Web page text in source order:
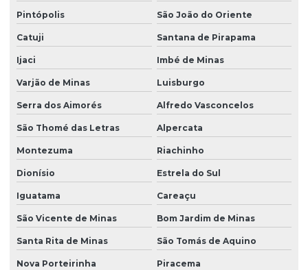
Pintópolis São João do Oriente
Catuji Santana de Pirapama
Ijaci Imbé de Minas
Varjão de Minas Luisburgo
Serra dos Aimorés Alfredo Vasconcelos
São Thomé das Letras Alpercata
Montezuma Riachinho
Dionísio Estrela do Sul
Iguatama Careaçu
São Vicente de Minas Bom Jardim de Minas
Santa Rita de Minas São Tomás de Aquino
Nova Porteirinha Piracema